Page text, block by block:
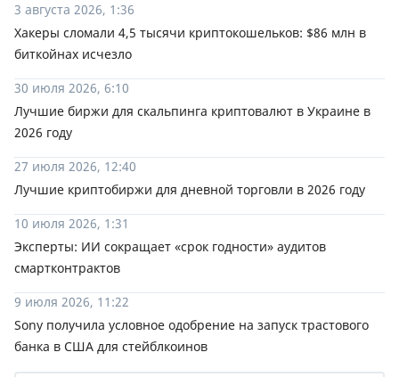
3 августа 2026, 1:36
Хакеры сломали 4,5 тысячи криптокошельков: $86 млн в
биткойнах исчезло
30 июля 2026, 6:10
Лучшие биржи для скальпинга криптовалют в Украине в
2026 году
27 июля 2026, 12:40
Лучшие криптобиржи для дневной торговли в 2026 году
10 июля 2026, 1:31
Эксперты: ИИ сокращает «срок годности» аудитов
смартконтрактов
9 июля 2026, 11:22
Sony получила условное одобрение на запуск трастового
банка в США для стейблкоинов